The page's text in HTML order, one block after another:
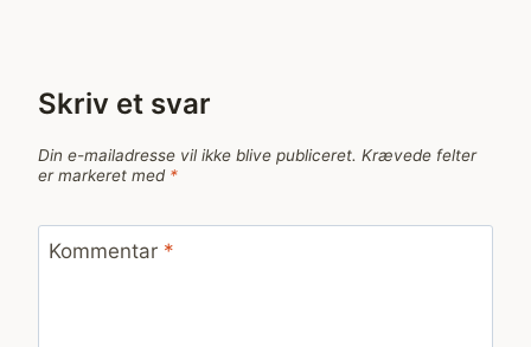
Skriv et svar
Din e-mailadresse vil ikke blive publiceret. Krævede felter
er markeret med *
Kommentar *